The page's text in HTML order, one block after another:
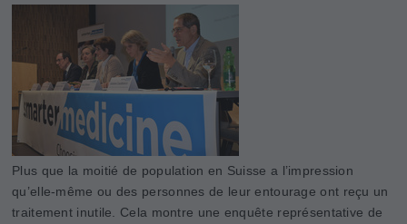
Plus que la moitié de population en Suisse a l’impression
qu’elle-même ou des personnes de leur entourage ont reçu un
traitement inutile. Cela montre une enquête représentative de